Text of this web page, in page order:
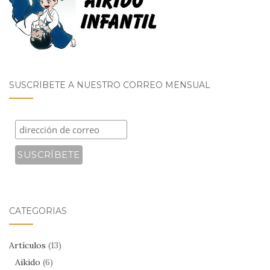
SUSCRÍBETE A NUESTRO CORREO MENSUAL
CATEGORÍAS
Artículos (13)
Aikido (6)